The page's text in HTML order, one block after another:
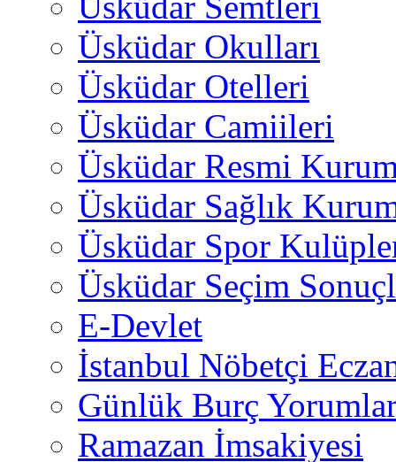
Üsküdar Okulları
Üsküdar Otelleri
Üsküdar Camiileri
Üsküdar Resmi
Üsküdar Sağlık
Üsküdar Spor
Üsküdar Seçim
E-Devlet
İstanbul Nöbetçi
Günlük Burç
Ramazan İmsakiyesi